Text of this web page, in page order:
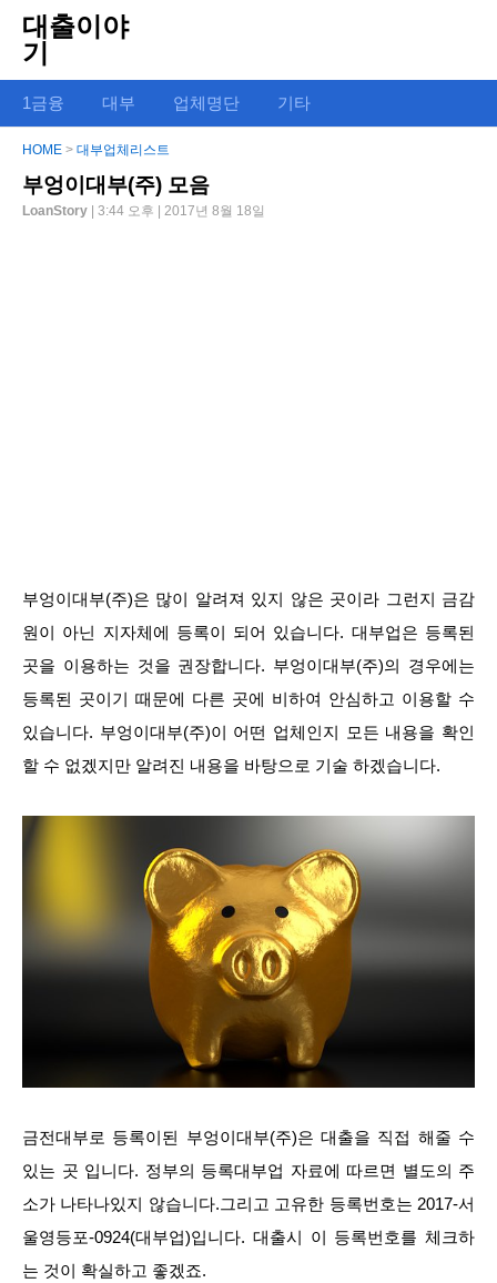
대출이야
기
1금융 대부 업체명단 기타
HOME > 대부업체리스트
부엉이대부(주) 모음
LoanStory | 3:44 오후 | 2017년 8월 18일
부엉이대부(주)은 많이 알려져 있지 않은 곳이라 그런지 금감
원이 아닌 지자체에 등록이 되어 있습니다. 대부업은 등록된
곳을 이용하는 것을 권장합니다. 부엉이대부(주)의 경우에는
등록된 곳이기 때문에 다른 곳에 비하여 안심하고 이용할 수
있습니다. 부엉이대부(주)이 어떤 업체인지 모든 내용을 확인
할 수 없겠지만 알려진 내용을 바탕으로 기술 하겠습니다.
금전대부로 등록이된 부엉이대부(주)은 대출을 직접 해줄 수
있는 곳 입니다. 정부의 등록대부업 자료에 따르면 별도의 주
소가 나타나있지 않습니다.그리고 고유한 등록번호는 2017-서
울영등포-0924(대부업)입니다. 대출시 이 등록번호를 체크하
는 것이 확실하고 좋겠죠.